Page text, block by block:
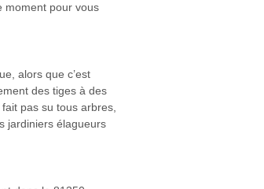
moment pour vous
alors que c’est
des tiges à des
pas su tous arbres,
jardiniers élagueurs